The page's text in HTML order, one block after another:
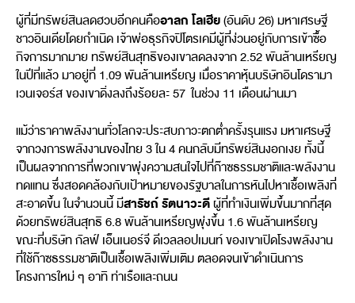
ผู้ที่มีทรัพย์สินลดฮวบอีกคนคืออาลก โลเฮีย(อันดับ 26) มหาเศรษฐี
ชาวอินเดียโดยกำเนิด เจ้าพ่อธุรกิจปิโตรเคมีผู้ที่ง่วนอยู่กับการเข้าซื้อ
กิจการมากมาย ทรัพย์สินสุทธิของเขาลดลงจาก 2.52 พันล้านเหรียญ
ในปีที่แล้ว มาอยู่ที่ 1.09 พันล้านเหรียญ เมื่อราคาหุ้นบริษัทอินโดรามา
เวนเจอร์ส ของเขาดิ่งลงถึงร้อยละ 57 ในช่วง 11 เดือนผ่านมา
แม้ว่าราคาพลังงานทั่วโลกจะประสบภาวะตกต่ำครั้งรุนแรง มหาเศรษฐี
จากวงการพลังงานของไทย 3 ใน 4 คนกลับมีทรัพย์สินงอกเงย ทั้งนี้
เป็นผลจากการที่พวกเขาพุ่งความสนใจไปที่ก๊าซธรรมชาติและพลังงาน
ทดแทน ซึ่งสอดคล้องกับเป้าหมายของรัฐบาลในการหันไปหาเชื้อเพลิงที่
สะอาดขึ้น ในจำนวนนี้ มีสารัชถ์ รัตนาวะดีผู้ที่ทำเงินเพิ่มขึ้นมากที่สุด
ด้วยทรัพย์สินสุทธิ 6.8 พันล้านเหรียญพุ่งขึ้น 1.6 พันล้านเหรียญ
ขณะที่บริษัท กัลฟ์ เอ็นเนอร์จี ดีเวลลอปเมนท์ ของเขาเปิดโรงพลังงาน
ที่ใช้ก๊าซธรรมชาติเป็นเชื้อเพลิงเพิ่มเติม ตลอดจนเข้าดำเนินการ
โครงการใหม่ ๆ อาทิ ท่าเรือและถนน